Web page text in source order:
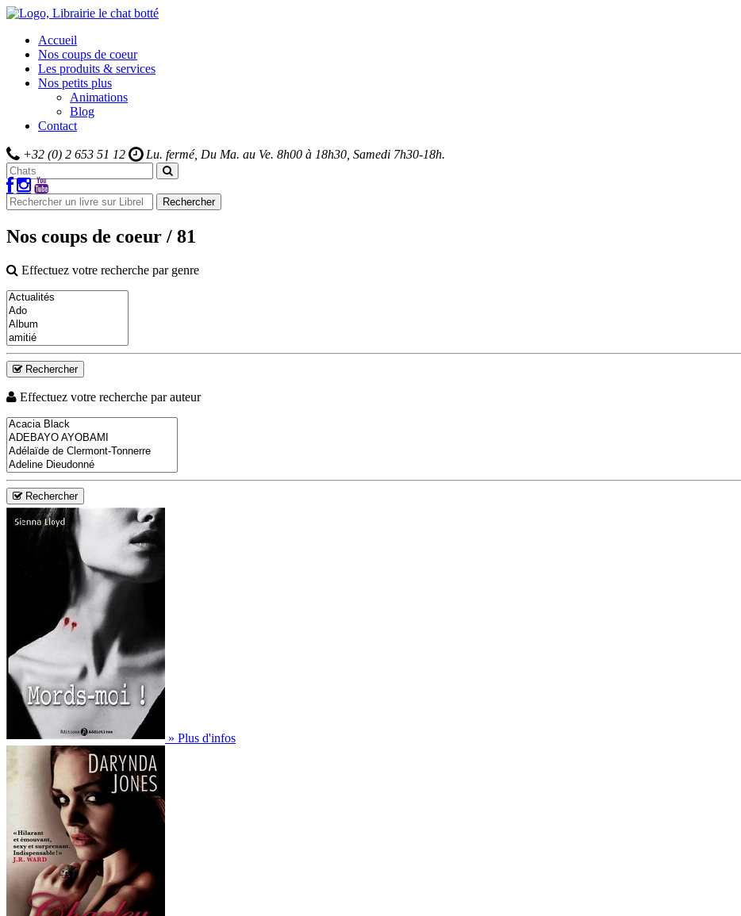
Accueil
Nos coups de coeur
Les produits & services
Nos petits plus
Animations
Blog
Contact
+32 (0) 2 653 51 12 Lu. fermé, Du Ma. au Ve. 8h00 à 18h30, Samedi 7h30-18h.
Rechercher
Nos coups de coeur / 81
Effectuez votre recherche par genre
Rechercher
Effectuez votre recherche par auteur
Rechercher
» Plus d'infos